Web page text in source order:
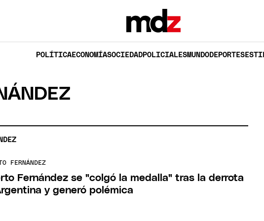
POLÍTICAECONOMÍASOCIEDADPOLICIALESMUNDODEPORTES
FERNÁNDEZ
Fernández se "colgó la medalla" tras la derrota
y generó polémica